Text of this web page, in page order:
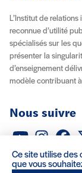
L’Institut de
reconnue d’utilité
spécialisés sur les
présenter la
d’enseignement
modèle contribuant
Nous suivre
À propos
Ce site utilise des
que vous